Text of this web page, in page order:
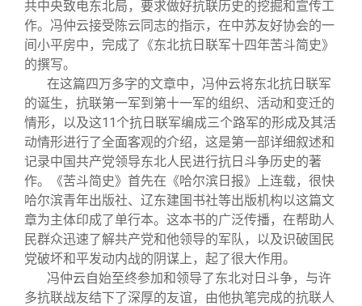
共中央致电东北局，要求做好抗联历史的挖掘和宣传工
作。冯仲云接受陈云同志的指示，在中苏友好协会的一
间小平房中，完成了《东北抗日联军十四年苦斗简史》
的撰写。
在这篇四万多字的文章中，冯仲云将东北抗日联军
的诞生，抗联第一军到第十一军的组织、活动和变迁的
情形，以及这11个抗日联军编成三个路军的形成及其活
动情形进行了全面客观的介绍，这是第一部详细叙述和
记录中国共产党领导东北人民进行抗日斗争历史的著
作。《苦斗简史》首先在《哈尔滨日报》上连载，很快
哈尔滨青年出版社、辽东建国书社等出版机构以这篇文
章为主体印成了单行本。这本书的广泛传播，在帮助人
民群众迅速了解共产党和他领导的军队，以及识破国民
党破坏和平发动内战的阴谋上，起了很大作用。
冯仲云自始至终参加和领导了东北对日斗争，与许
多抗联战友结下了深厚的友谊，由他执笔完成的抗联人